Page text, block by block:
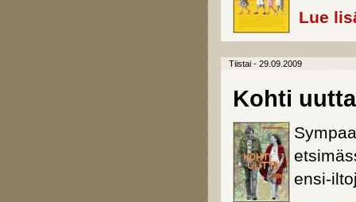
Lue
Tiistai - 29.09.2009
Kohti uutta
ensi-